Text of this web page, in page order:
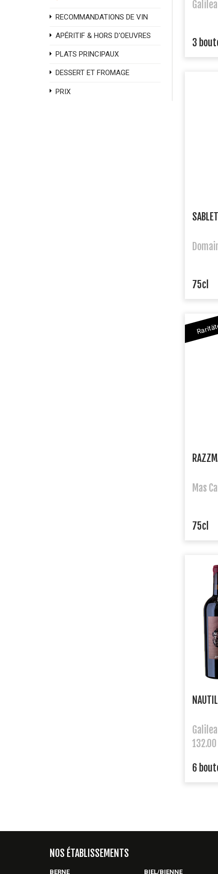
RECOMMANDATIONS DE VIN
APÉRITIF & HORS D'OEUVRES
PLATS PRINCIPAUX
DESSERT ET FROMAGE
PRIX
3
75cl
Mas
75cl
132.00
6
NOS ÉTABLISSEMENTS
BERNE BIEL/BIENNE